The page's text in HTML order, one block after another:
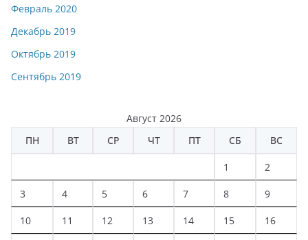
Февраль 2020
Декабрь 2019
Октябрь 2019
Сентябрь 2019
Август 2026
ПН
ВТ СР ЧТ ПТ СБ ВС
1 2
3 4 5 6 7 8 9
10 11 12 13 14 15 16